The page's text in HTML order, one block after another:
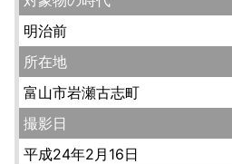
明治前
所在地
富山市岩瀬古志町
撮影日
平成24年2月16日